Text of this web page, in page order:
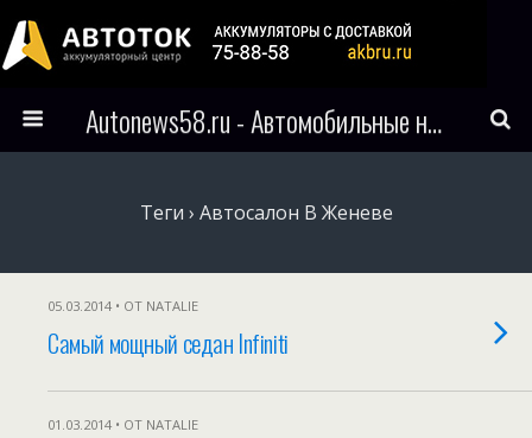
Autonews58.ru - Автомобильные новости Пензы и всего мира
Теги › Автосалон В Женеве
05.03.2014 • ОТ NATALIE
Самый мощный седан Infiniti
01.03.2014 • ОТ NATALIE